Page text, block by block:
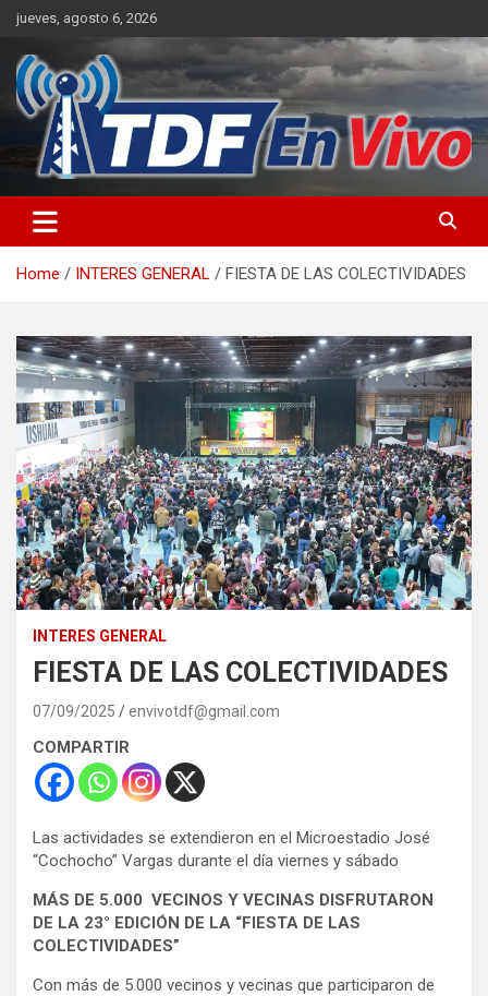
Skip
content
jueves, agosto 6, 2026
Home INTERES GENERAL FIESTA DE LAS COLECTIVIDADES
INTERES GENERAL
FIESTA DE LAS COLECTIVIDADES
07/09/2025 envivotdf@gmail.com
COMPARTIR
Las actividades se extendieron en el Microestadio José
“Cochocho” Vargas durante el día viernes y sábado
MÁS DE 5.000 VECINOS Y VECINAS DISFRUTARON
DE LA 23° EDICIÓN DE LA “FIESTA DE LAS
COLECTIVIDADES”
Con más de 5.000 vecinos y vecinas que participaron de